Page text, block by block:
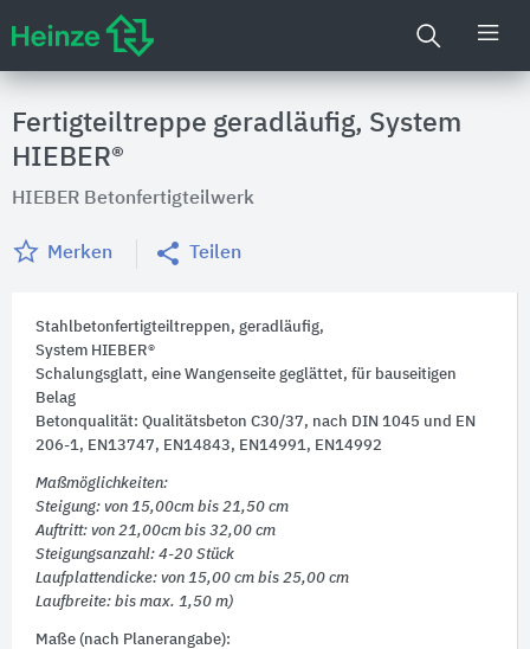
Fertigteiltreppe geradläufig, System
HIEBER®
HIEBER Betonfertigteilwerk
Merken Teilen
Stahlbetonfertigteiltreppen, geradläufig,
System HIEBER®
Schalungsglatt, eine Wangenseite geglättet, für bauseitigen
Belag
Betonqualität: Qualitätsbeton C30/37, nach DIN 1045 und EN
206-1, EN13747, EN14843, EN14991, EN14992
Maßmöglichkeiten:
Steigung: von 15,00cm bis 21,50 cm
Auftritt: von 21,00cm bis 32,00 cm
Steigungsanzahl: 4-20 Stück
Laufplattendicke: von 15,00 cm bis 25,00 cm
Laufbreite: bis max. 1,50 m)
Maße (nach Planerangabe):